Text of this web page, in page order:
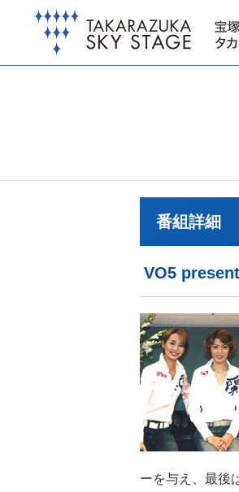
番組詳細
VO5
ーを与え、最後